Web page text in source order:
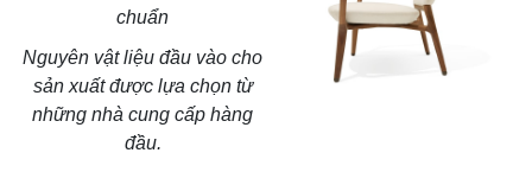
chuẩn
Nguyên vật liệu đầu vào cho
sản xuất được lựa chọn từ
những nhà cung cấp hàng
đầu.